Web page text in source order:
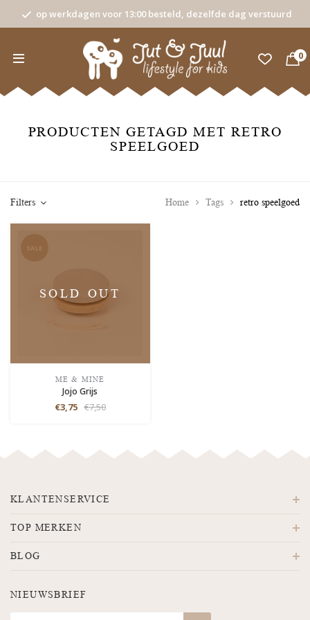
op werkdagen voor 13:00 besteld, dezelfde dag verstuurd
0
PRODUCTEN GETAGD MET RETRO
SPEELGOED
Filters Home Tags retro speelgoed
SALE
SOLD OUT
ME & MINE
Jojo Grijs
€3,75 €7,50
KLANTENSERVICE
TOP MERKEN
BLOG
NIEUWSBRIEF